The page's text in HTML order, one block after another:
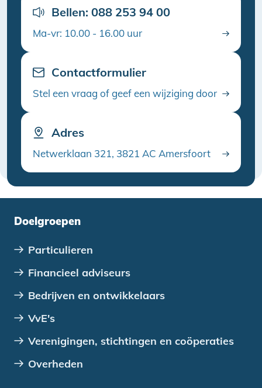
Bellen: 088 253 94 00
Ma-vr: 10.00 - 16.00 uur
Contactformulier
Stel een vraag of geef een wijziging door
Adres
Netwerklaan 321, 3821 AC Amersfoort
Doelgroepen
Particulieren
Financieel adviseurs
Bedrijven en ontwikkelaars
VvE's
Verenigingen, stichtingen en coöperaties
Overheden